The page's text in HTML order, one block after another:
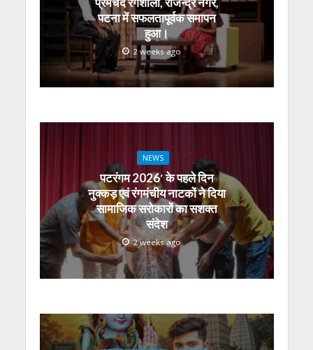
पटना में सफलतापूर्वक समापन
हुआ।
2 weeks ago
NEWS
पटरंगम 2026′ के पहले दिन
नुक्कड़ एवं रंगमंचीय नाटकों ने दिया
सामाजिक सरोकारों का सशक्त
संदेश
2 weeks ago